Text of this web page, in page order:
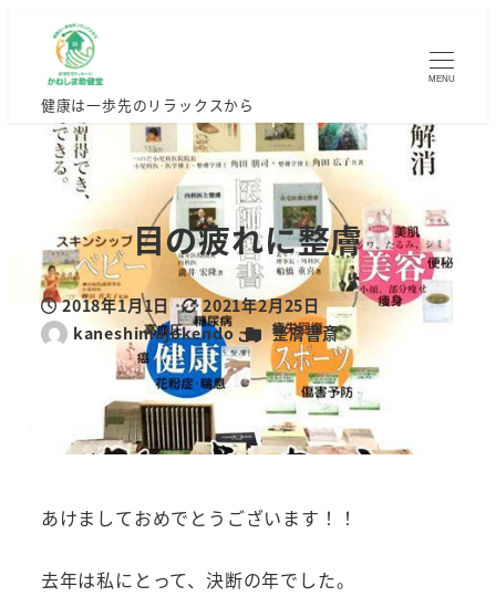
健康は一歩先のリラックスから
MENU
目の疲れに整膚
投稿日
2018年1月1日
更新日
2021年2月25日
著
kaneshimajokendo カテゴリー
整膚書斎
あけましておめでとうございます！！
去年は私にとって、決断の年でした。